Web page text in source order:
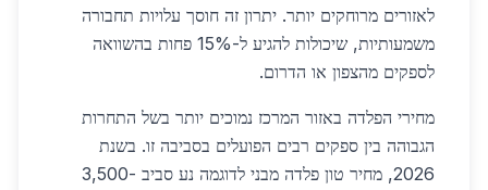
לאזורים מרוחקים יותר. יתרון זה חוסך עלויות תחבורה
משמעותיות, שיכולות להגיע ל-15% פחות בהשוואה
לספקים מהצפון או הדרום.
מחירי הפלדה באזור המרכז נמוכים יותר בשל התחרות
הגבוהה בין ספקים רבים הפועלים בסביבה זו. בשנת
2026, מחיר טון פלדה מבני לדוגמה נע סביב 3,500-